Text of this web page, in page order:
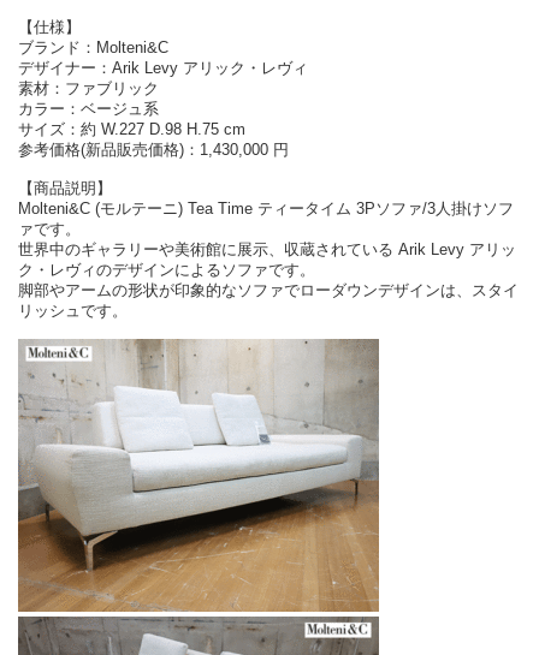
【仕様】
ブランド：Molteni&C
デザイナー：Arik Levy アリック・レヴィ
素材：ファブリック
カラー：ベージュ系
サイズ：約 W.227 D.98 H.75 cm
参考価格(新品販売価格)：1,430,000 円
【商品説明】
Molteni&C (モルテーニ) Tea Time ティータイム 3Pソファ/3人掛けソフ
ァです。
世界中のギャラリーや美術館に展示、収蔵されている Arik Levy アリッ
ク・レヴィのデザインによるソファです。
脚部やアームの形状が印象的なソファでローダウンデザインは、スタイ
リッシュです。